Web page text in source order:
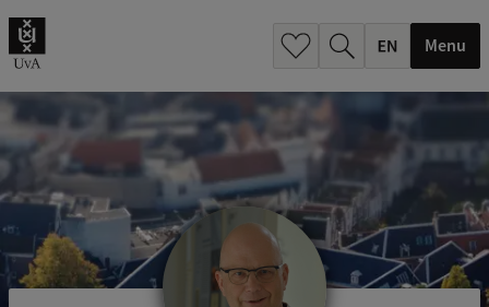
Menu